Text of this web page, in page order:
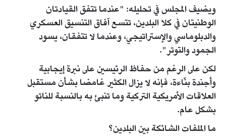
ويضيف المجلس في تحليله: "عندما تتفق القيادتان
الوطنيتان في كلا البلدين، تتسع آفاق التنسيق العسكري
والدبلوماسي والإستراتيجي، وعندما لا تتفقان، يسود
الجمود والتوتر".
لكن على الرغم من حفاظ الرئيسين على نبرة إيجابية
وأجندة بنّاءة، فإنه لا يزال الكثير غامضا بشأن مستقبل
العلاقات الأمريكية التركية وما تنبئ به بالنسبة للناتو
بشكل عام.
ما الملفات الشائكة بين البلدين؟